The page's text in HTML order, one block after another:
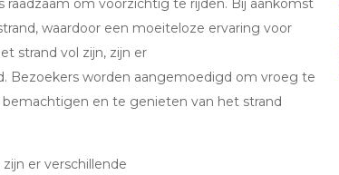
om voorzichtig te rijden. Bij aankomst
waardoor een moeiteloze ervaring voor
strand vol zijn, zijn er
Bezoekers worden aangemoedigd om vroeg te
en te genieten van het strand
er verschillende